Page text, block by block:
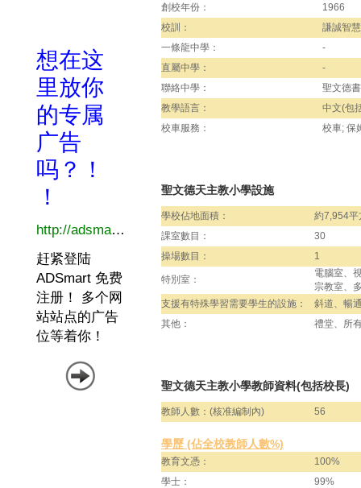
創校年份：
1966
校訓：
謙誠智慧
一條龍中學：
-
直屬中學：
-
聯絡中學：
聖文德
教學語言：
中文(包
校車服務：
校車; 保
聖文德天主教小學設施
學校佔地面積：
約7,954平
課室數目：
30
操場數目：
1
特別室：
電腦室、
宗教室、
支援有特殊學習需要學生的設施：
斜道、暢
其他：
禮堂、所
聖文德天主教小學教師資料(包括校長)
教師人數：(核准編制內) 56
學歷 (佔全校教師人數%)
教育文憑：
100%
學士：
99%